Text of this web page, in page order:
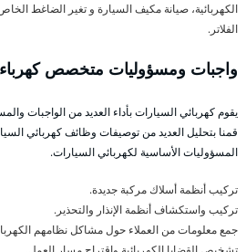
الكهربائية، صيانة مكيف السيارة و تغير الضاغط الخاص
الفلاتر.
واجبات ومسؤوليات متخصص كهرباء
يقوم كهربائي السيارات بأداء العديد من الواجبات
قمنا بتحليل العديد من توصيفات وظائف كهربائي
المسؤوليات الأساسية لكهربائي السيارات.
تركيب أنظمة أسلاك مركبة جديدة.
تركيب واستكشاف أنظمة الإنذار والتحذير.
جمع معلومات من العملاء حول مشاكل نظامهم